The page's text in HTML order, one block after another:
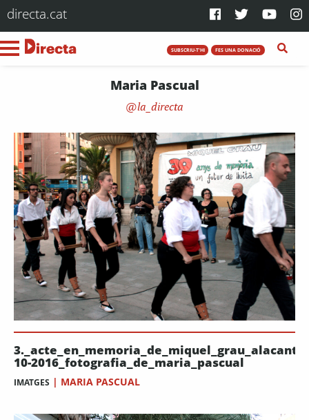
directa.cat
SUBSCRIU-T'HI FES UNA DONACIÓ
Maria Pascual
la_directa
10-2016_fotografia_de_maria_pascual
IMATGES | MARIA PASCUAL